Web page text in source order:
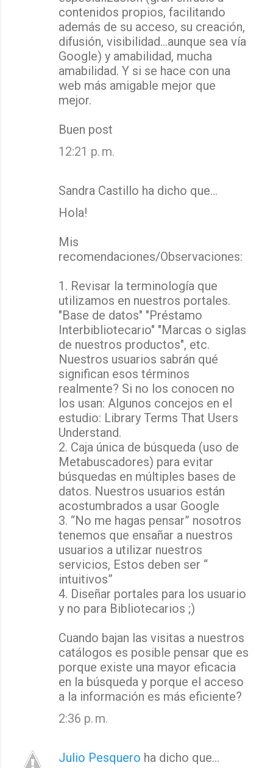
contenidos propios, facilitando
además de su acceso, su creación,
difusión, visibilidad...aunque sea vía
Google) y amabilidad, mucha
amabilidad. Y si se hace con una
web más amigable mejor que
mejor.
Buen post
12:21 p. m.
Sandra Castillo ha dicho que…
Hola!
Mis
recomendaciones/Observaciones:
1. Revisar la terminología que
utilizamos en nuestros portales.
"Base de datos" "Préstamo
Interbibliotecario" "Marcas o siglas
de nuestros productos", etc.
Nuestros usuarios sabrán qué
significan esos términos
realmente? Si no los conocen no
los usan: Algunos concejos en el
estudio: Library Terms That Users
Understand.
2. Caja única de búsqueda (uso de
Metabuscadores) para evitar
búsquedas en múltiples bases de
datos. Nuestros usuarios están
acostumbrados a usar Google
3. “No me hagas pensar” nosotros
tenemos que ensañar a nuestros
usuarios a utilizar nuestros
servicios, Estos deben ser “
intuitivos”
4. Diseñar portales para los usuario
y no para Bibliotecarios ;)
Cuando bajan las visitas a nuestros
catálogos es posible pensar que es
porque existe una mayor eficacia
en la búsqueda y porque el acceso
a la información es más eficiente?
2:36 p. m.
Julio Pesquero ha dicho que…